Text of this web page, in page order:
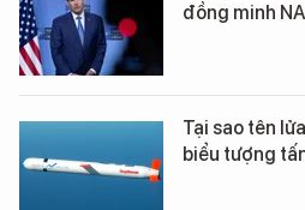
đồng minh
Tại sao tên
biểu tượng